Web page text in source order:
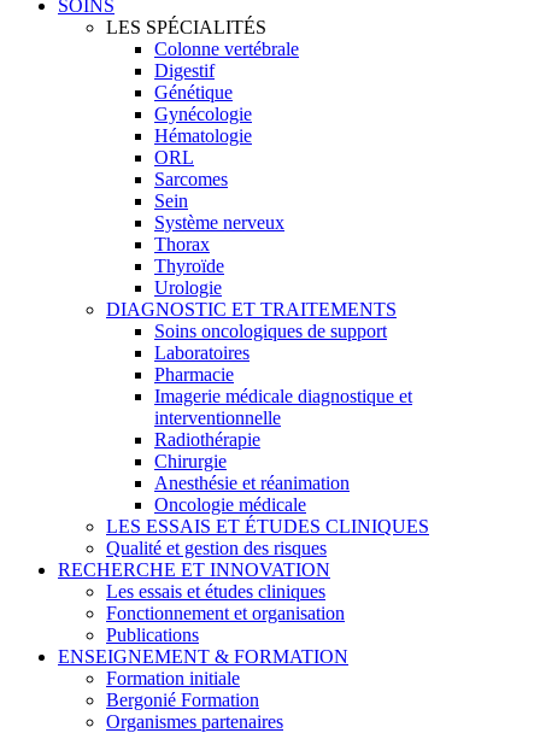
SOINS
LES SPÉCIALITÉS
Colonne vertébrale
Digestif
Génétique
Gynécologie
Hématologie
ORL
Sarcomes
Sein
Système nerveux
Thorax
Thyroïde
Urologie
DIAGNOSTIC ET TRAITEMENTS
Soins oncologiques de support
Laboratoires
Pharmacie
Imagerie médicale diagnostique et
interventionnelle
Radiothérapie
Chirurgie
Anesthésie et réanimation
Oncologie médicale
LES ESSAIS ET ÉTUDES CLINIQUES
Qualité et gestion des risques
RECHERCHE ET INNOVATION
Les essais et études cliniques
Fonctionnement et organisation
Publications
ENSEIGNEMENT & FORMATION
Formation initiale
Bergonié Formation
Organismes partenaires